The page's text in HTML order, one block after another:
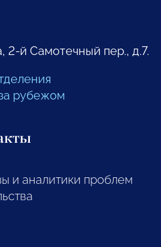
2-й Самотечный пер., д.7.
рубежом
и аналитики проблем